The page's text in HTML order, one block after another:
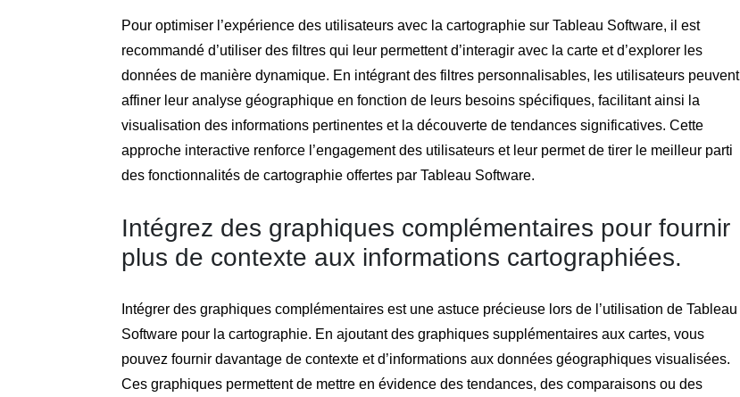
Pour optimiser l’expérience des utilisateurs avec la cartographie sur Tableau Software, il est
recommandé d’utiliser des filtres qui leur permettent d’interagir avec la carte et d’explorer les
données de manière dynamique. En intégrant des filtres personnalisables, les utilisateurs peuvent
affiner leur analyse géographique en fonction de leurs besoins spécifiques, facilitant ainsi la
visualisation des informations pertinentes et la découverte de tendances significatives. Cette
approche interactive renforce l’engagement des utilisateurs et leur permet de tirer le meilleur parti
des fonctionnalités de cartographie offertes par Tableau Software.
Intégrez des graphiques complémentaires pour fournir
plus de contexte aux informations cartographiées.
Intégrer des graphiques complémentaires est une astuce précieuse lors de l’utilisation de Tableau
Software pour la cartographie. En ajoutant des graphiques supplémentaires aux cartes, vous
pouvez fournir davantage de contexte et d’informations aux données géographiques visualisées.
Ces graphiques permettent de mettre en évidence des tendances, des comparaisons ou des